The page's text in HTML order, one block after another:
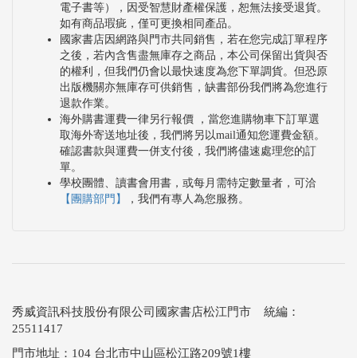
電子書等），因受智慧財產權保護，恕無法接受退貨。
如有商品瑕疵，僅可更換相同產品。
國家書店因網路與門市共同銷售，若在您完成訂單程序
之後，若內含售盡無庫存之商品，本公司保留出貨與否
的權利，但我們仍會以最快速度為您下單調貨。但恐原
出版機關亦無庫存可供銷售，缺書部份我們將為您進行
退款作業。
海外購書運費一律另行報價 ，當您進購物車下訂單選
取海外寄送地址後，我們將另以mail通知您運費金額。
確認書款與運費一併支付後，我們將儘速處理您的訂
單。
學校團體、讀書會用書，或每月需特定數量者，可洽
【團購部門】
，我們有專人為您服務。
秀威資訊科技股份有限公司國家書店松江門市 統編：
25511417
門市地址：104 台北市中山區松江路209號1樓